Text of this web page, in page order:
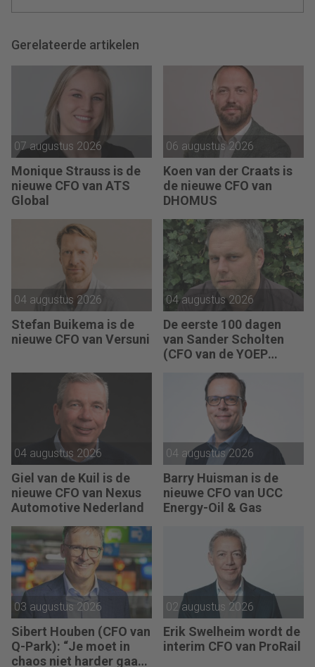
Gerelateerde artikelen
07 augustus 2026
Monique Strauss is de
nieuwe CFO van ATS
Global
06 augustus 2026
Koen van der Craats is
de nieuwe CFO van
DHOMUS
04 augustus 2026
Stefan Buikema is de
nieuwe CFO van Versuni
04 augustus 2026
De eerste 100 dagen
van Sander Scholten
(CFO van de YOEP
sturing werkt pas echt
als mensen begrijpen
waarom keuzes nodig
04 augustus 2026
Giel van de Kuil is de
nieuwe CFO van Nexus
Automotive Nederland
04 augustus 2026
Barry Huisman is de
nieuwe CFO van UCC
Energy-Oil & Gas
03 augustus 2026
Sibert Houben (CFO van
Q-Park): “Je moet in
chaos niet harder gaan
02 augustus 2026
Erik Swelheim wordt de
interim CFO van ProRail